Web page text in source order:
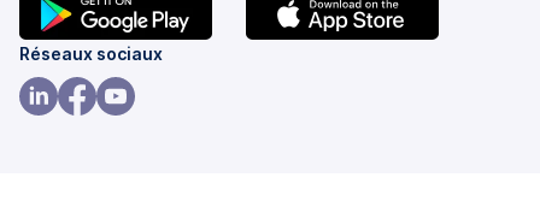
(s'ouvre
dans
un
Réseaux sociaux